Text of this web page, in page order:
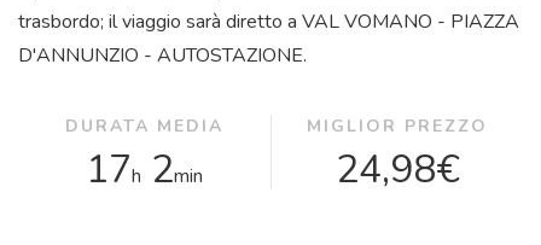
trasbordo; il viaggio sarà diretto a VAL VOMANO - PIAZZA
D'ANNUNZIO - AUTOSTAZIONE.
DURATA MEDIA
17h 2min
MIGLIOR PREZZO
24,98€